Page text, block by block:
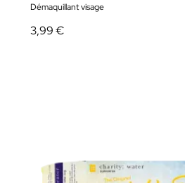
Démaquillant visage
3,99 €